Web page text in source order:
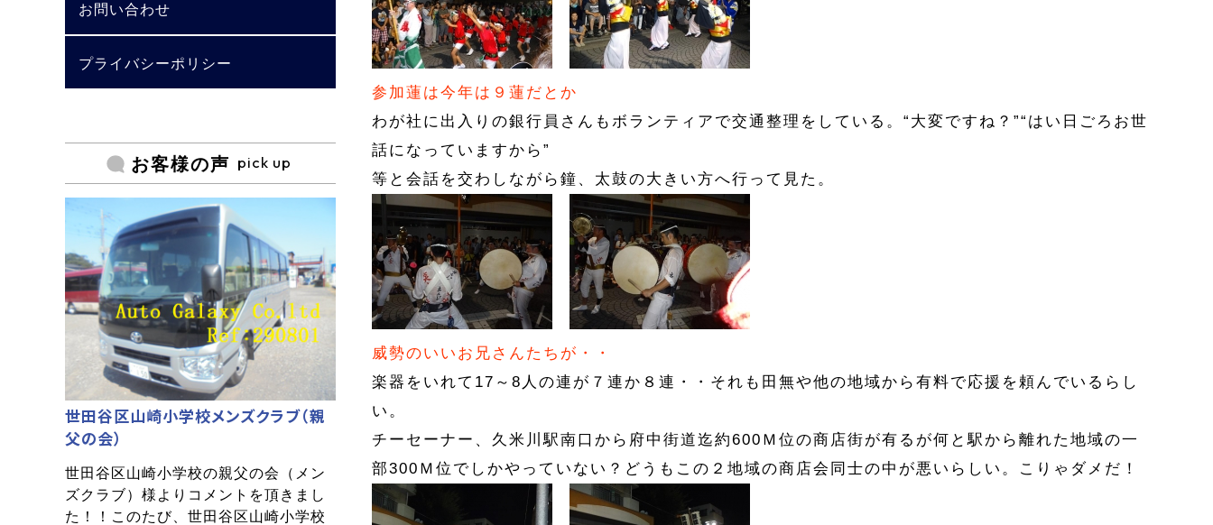
参加蓮は今年は９蓮だとか
わが社に出入りの銀行員さんもボランティアで交通整理をしている。“大変ですね？”“はい日ごろお世
話になっていますから”
等と会話を交わしながら鐘、太鼓の大きい方へ行って見た。
威勢のいいお兄さんたちが・・
楽器をいれて17～8人の連が７連か８連・・それも田無や他の地域から有料で応援を頼んでいるらし
い。
チーセーナー、久米川駅南口から府中街道迄約600Ｍ位の商店街が有るが何と駅から離れた地域の一
部300Ｍ位でしかやっていない？どうもこの２地域の商店会同士の中が悪いらしい。こりゃダメだ！
お問い合わせ
プライバシーポリシー
お客様の声 pick up
世田谷区山崎小学校メンズクラブ（親
父の会）
世田谷区山崎小学校の親父の会（メン
ズクラブ）様よりコメントを頂きまし
た！！このたび、世田谷区山崎小学校